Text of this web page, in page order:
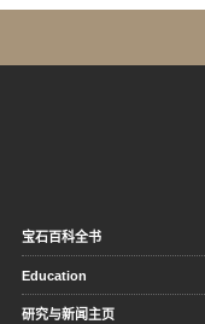
宝石百科全书
Education
研究与新闻主页